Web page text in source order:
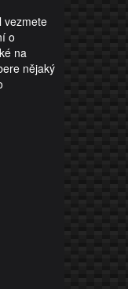
vezmete
o
na
nějaký